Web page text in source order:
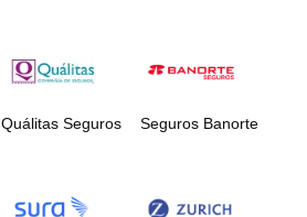
Quálitas Seguros Seguros Banorte